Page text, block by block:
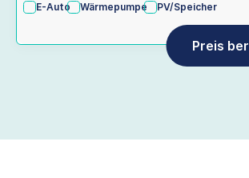
E-Auto Wärmepumpe PV/Speicher